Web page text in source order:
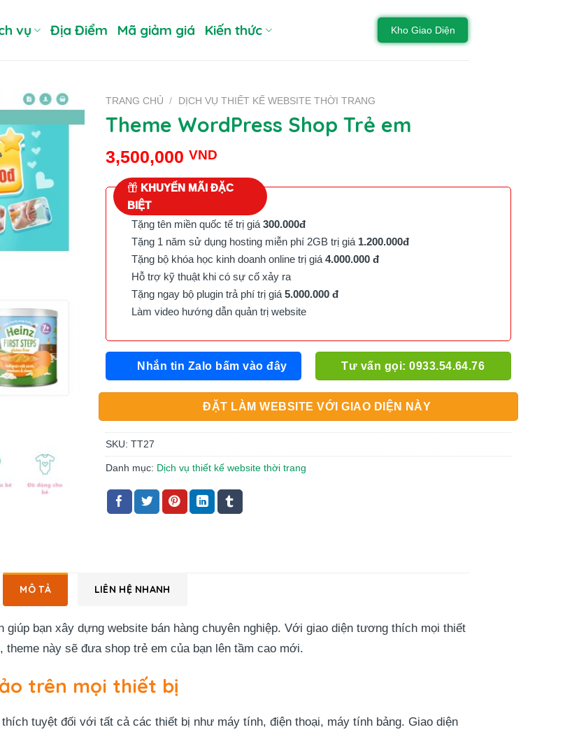
vụ Địa Điểm Mã giảm giá Kiến thức Kho Giao Diện
TRANG CHỦ / DỊCH VỤ THIẾT KẾ WEBSITE THỜI TRANG
Theme WordPress Shop Trẻ em
3,500,000 VND
KHUYẾN MÃI ĐẶC
BIỆT
Tặng tên miền quốc tế trị giá 300.000đ
Tặng 1 năm sử dụng hosting miễn phí 2GB trị giá 1.200.000đ
Tặng bộ khóa học kinh doanh online trị giá 4.000.000 đ
Hỗ trợ kỹ thuật khi có sự cố xảy ra
Tặng ngay bộ plugin trả phí trị giá 5.000.000 đ
Làm video hướng dẫn quản trị website
Nhắn tin Zalo bấm vào đây Tư vấn gọi: 0933.54.64.76
ĐẶT LÀM WEBSITE VỚI GIAO DIỆN NÀY
SKU: TT27
Danh mục: Dịch vụ thiết kế website thời trang
MÔ TẢ LIÊN HỆ NHANH
giúp bạn xây dựng website bán hàng chuyên nghiệp. Với giao diện tương thích mọi thiết
này sẽ đưa shop trẻ em của bạn lên tầm cao mới.
trên mọi thiết bị
tuyệt đối với tất cả các thiết bị như máy tính, điện thoại, máy tính bảng. Giao diện